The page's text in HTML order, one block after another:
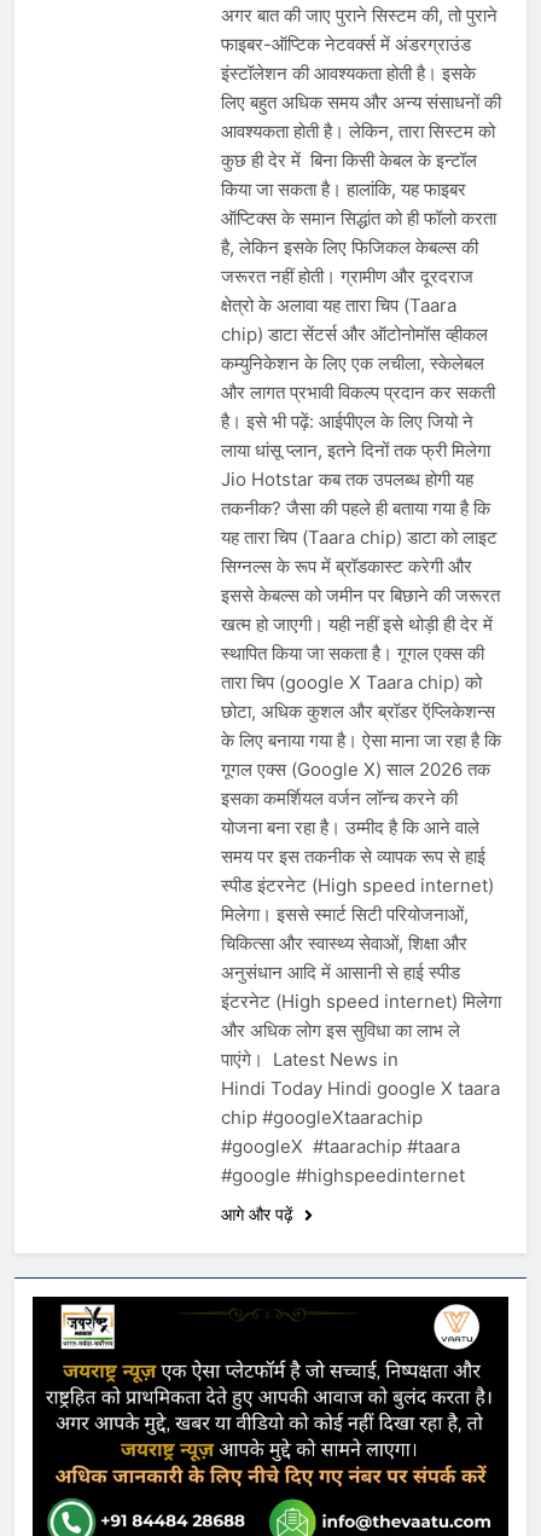
अगर बात की जाए पुराने सिस्टम की, तो पुराने
फाइबर-ऑप्टिक नेटवर्क्स में अंडरग्राउंड
इंस्टॉलेशन की आवश्यकता होती है। इसके
लिए बहुत अधिक समय और अन्य संसाधनों की
आवश्यकता होती है। लेकिन, तारा सिस्टम को
कुछ ही देर में बिना किसी केबल के इन्टॉल
किया जा सकता है। हालांकि, यह फाइबर
ऑप्टिक्स के समान सिद्धांत को ही फॉलो करता
है, लेकिन इसके लिए फिजिकल केबल्स की
जरूरत नहीं होती। ग्रामीण और दूरदराज
क्षेत्रो के अलावा यह तारा चिप (Taara
chip) डाटा सेंटर्स और ऑटोनोमॉस व्हीकल
कम्युनिकेशन के लिए एक लचीला, स्केलेबल
और लागत प्रभावी विकल्प प्रदान कर सकती
है। इसे भी पढ़ें: आईपीएल के लिए जियो ने
लाया धांसू प्लान, इतने दिनों तक फ्री मिलेगा
Jio Hotstar कब तक उपलब्ध होगी यह
तकनीक? जैसा की पहले ही बताया गया है कि
यह तारा चिप (Taara chip) डाटा को लाइट
सिग्नल्स के रूप में ब्रॉडकास्ट करेगी और
इससे केबल्स को जमीन पर बिछाने की जरूरत
खत्म हो जाएगी। यही नहीं इसे थोड़ी ही देर में
स्थापित किया जा सकता है। गूगल एक्स की
तारा चिप (google X Taara chip) को
छोटा, अधिक कुशल और ब्रॉडर ऍप्लिकेशन्स
के लिए बनाया गया है। ऐसा माना जा रहा है कि
गूगल एक्स (Google X) साल 2026 तक
इसका कमर्शियल वर्जन लॉन्च करने की
योजना बना रहा है। उम्मीद है कि आने वाले
समय पर इस तकनीक से व्यापक रूप से हाई
स्पीड इंटरनेट (High speed internet)
मिलेगा। इससे स्मार्ट सिटी परियोजनाओं,
चिकित्सा और स्वास्थ्य सेवाओं, शिक्षा और
अनुसंधान आदि में आसानी से हाई स्पीड
इंटरनेट (High speed internet) मिलेगा
और अधिक लोग इस सुविधा का लाभ ले
पाएंगे। Latest News in
Hindi Today Hindi google X taara
chip #googleXtaarachip
#googleX #taarachip #taara
#google #highspeedinternet
आगे और पढ़ें